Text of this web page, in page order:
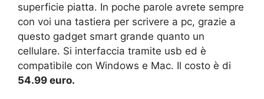
superficie piatta. In poche parole avrete sempre
con voi una tastiera per scrivere a pc, grazie a
questo gadget smart grande quanto un
cellulare. Si interfaccia tramite usb ed è
compatibile con Windows e Mac. Il costo è di
54.99 euro.